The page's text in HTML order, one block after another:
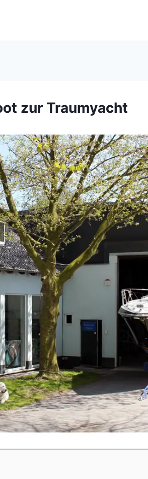
zur Traumyacht